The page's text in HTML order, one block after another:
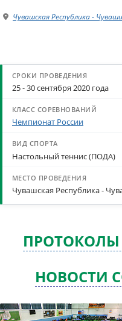
Чувашская Республика -
25 - 30 сентября 2020 года
Чемпионат России
Настольный теннис (ПОДА)
Чувашская Республика -
НОВОСТИ